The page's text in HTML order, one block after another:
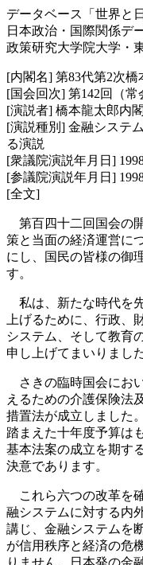
データベース「世界と
日本政治・国際関係デ
政策研究大学院大学・
[内閣名] 第83代第2次橋
[国会回次] 第142回（常
[演説者] 橋本龍太郎内
[演説種別] 金融システ
る演説
[衆議院演説年月日]
[参議院演説年月日]
[全文]
第百四十二回国会の
策と当面の経済運営に
にし、国民の皆様の御
す。
私は、新たな時代を
上げるために、行政、
システム、そして教育
申し上げてまいりました
さきの臨時国会にお
えるための介護保険法
措置法が成立しました
踏まえた十年度予算は
基本法案の成立を期す
決意であります。
これら六つの改革を
融システムに対する内
講じ、金融システムを
が信用秩序と経済の危
りません。日本発の金